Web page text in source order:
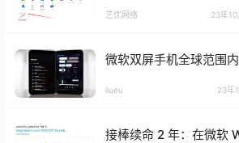
艺优网络 23年10
微软双屏手机全球范围
liueu 23年
接棒续命 2 年：在微软